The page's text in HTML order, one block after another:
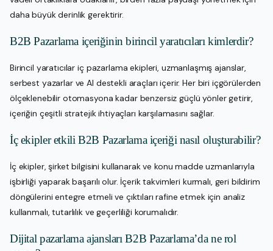
daha büyük derinlik gerektirir.
B2B Pazarlama içeriğinin birincil yaratıcıları kimlerdir?
Birincil yaratıcılar iç pazarlama ekipleri, uzmanlaşmış ajanslar,
serbest yazarlar ve AI destekli araçları içerir. Her biri içgörülerden
ölçeklenebilir otomasyona kadar benzersiz güçlü yönler getirir,
içeriğin çeşitli stratejik ihtiyaçları karşılamasını sağlar.
İç ekipler etkili B2B Pazarlama içeriği nasıl oluşturabilir?
İç ekipler, şirket bilgisini kullanarak ve konu madde uzmanlarıyla
işbirliği yaparak başarılı olur. İçerik takvimleri kurmalı, geri bildirim
döngülerini entegre etmeli ve çıktıları rafine etmek için analiz
kullanmalı, tutarlılık ve geçerliliği korumalıdır.
Dijital pazarlama ajansları B2B Pazarlama’da ne rol